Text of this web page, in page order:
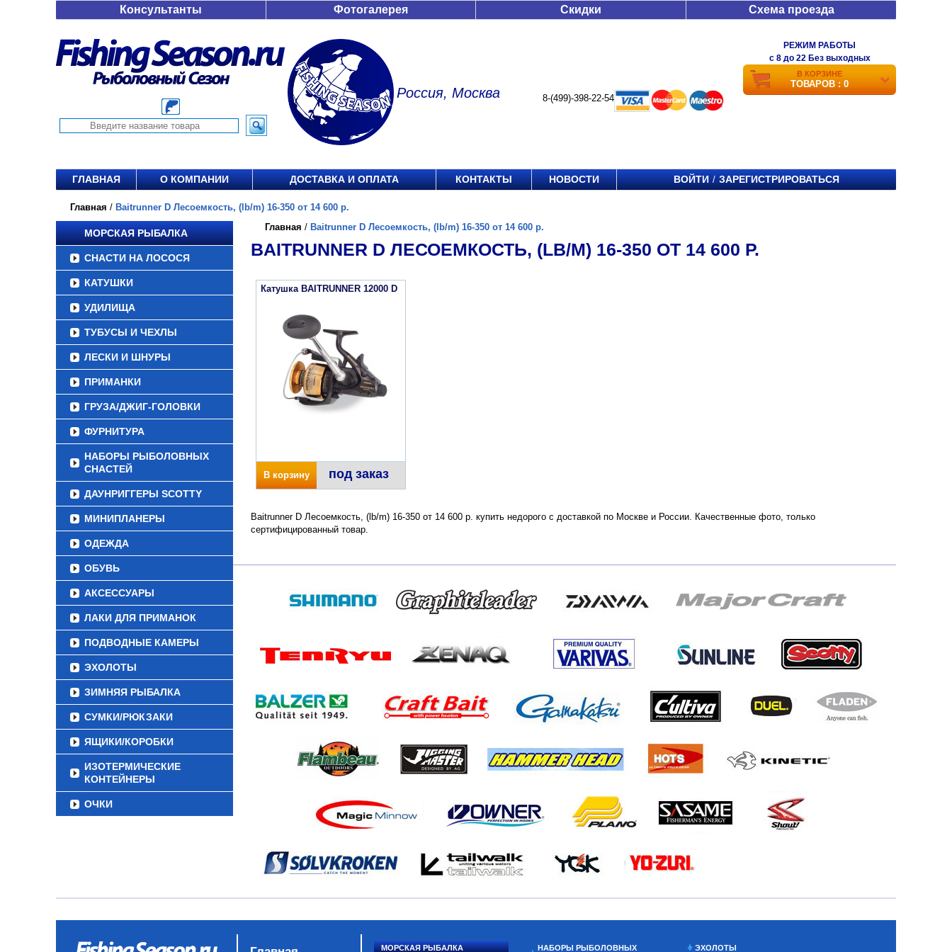
Консультанты Фотогалерея Скидки Схема проезда
Россия, Москва 8-(499)-398-22-54
РЕЖИМ РАБОТЫ
c 8 до 22 Без выходных
В КОРЗИНЕ
ТОВАРОВ : 0
ГЛАВНАЯ О КОМПАНИИ ДОСТАВКА И ОПЛАТА КОНТАКТЫ НОВОСТИ ВОЙТИ / ЗАРЕГИСТРИРОВАТЬСЯ
Главная / Baitrunner D Лесоемкость, (lb/m) 16-350 от 14 600 р.
МОРСКАЯ РЫБАЛКА
СНАСТИ НА ЛОСОСЯ
КАТУШКИ
УДИЛИЩА
ТУБУСЫ И ЧЕХЛЫ
ЛЕСКИ И ШНУРЫ
ПРИМАНКИ
ГРУЗА/ДЖИГ-ГОЛОВКИ
ФУРНИТУРА
НАБОРЫ РЫБОЛОВНЫХ
СНАСТЕЙ
ДАУНРИГГЕРЫ SCOTTY
МИНИПЛАНЕРЫ
ОДЕЖДА
ОБУВЬ
АКСЕССУАРЫ
ЛАКИ ДЛЯ ПРИМАНОК
ПОДВОДНЫЕ КАМЕРЫ
ЭХОЛОТЫ
ЗИМНЯЯ РЫБАЛКА
СУМКИ/РЮКЗАКИ
ЯЩИКИ/КОРОБКИ
ИЗОТЕРМИЧЕСКИЕ
КОНТЕЙНЕРЫ
ОЧКИ
Главная / Baitrunner D Лесоемкость, (lb/m) 16-350 от 14 600 р.
BAITRUNNER D ЛЕСОЕМКОСТЬ, (LB/M) 16-350 ОТ 14 600 Р.
Катушка BAITRUNNER 12000 D
В корзину под заказ
Baitrunner D Лесоемкость, (lb/m) 16-350 от 14 600 р. купить недорого с доставкой по Москве и России. Качественные фото, только
сертифицированный товар.
МОРСКАЯ РЫБАЛКА НАБОРЫ РЫБОЛОВНЫХ ЭХОЛОТЫ